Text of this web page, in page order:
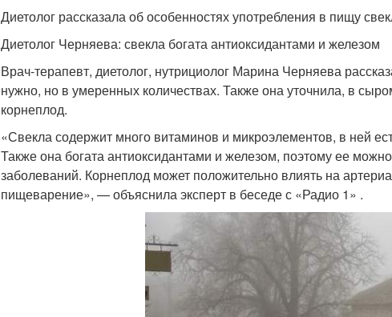
Диетолог рассказала об особенностях употребления в пищу
Диетолог Черняева: свекла богата антиоксидантами и железом
Врач-терапевт, диетолог, нутрициолог Марина Черняева
нужно, но в умеренных количествах. Также она уточнила, в
корнеплод.
«Свекла содержит много витаминов и микроэлементов, в ней
Также она богата антиоксидантами и железом, поэтому ее
заболеваний. Корнеплод может положительно влиять на
пищеварение», — объяснила эксперт в беседе с «Радио 1» .